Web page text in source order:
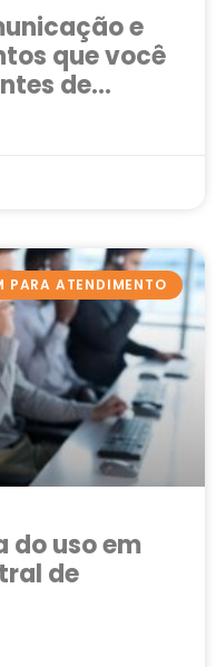
e
que você
de
PARA ATENDIMENTO
do uso em
de